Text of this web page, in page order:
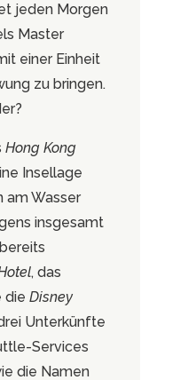
jeden Morgen
Master
einer Einheit
zu bringen.
Hong Kong
Insellage
am Wasser
insgesamt
, das
die Disney
Unterkünfte
Services
die Namen